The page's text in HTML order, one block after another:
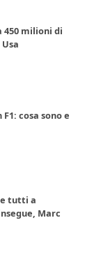
450 milioni di
cosa sono e
tutti a
Marc